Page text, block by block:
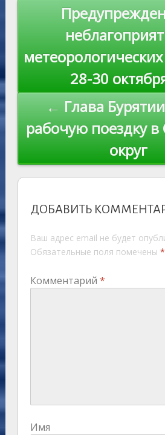
s
ni
ki
n
al
n
k
Навигация
28-30
← Глава
рабочую поездку в
округ
ДОБАВИТЬ
Ваш адрес email не будет
Обязательные поля помечены *
Комментарий *
Имя